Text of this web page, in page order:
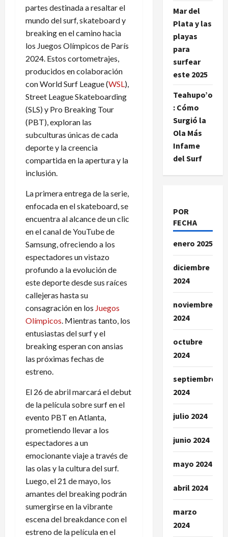
partes destinada a resaltar el
mundo del surf, skateboard y
breaking en el camino hacia
los Juegos Olímpicos de París
2024. Estos cortometrajes,
producidos en colaboración
con World Surf League (WSL ),
Street League Skateboarding
(SLS) y Pro Breaking Tour
(PBT), exploran las
subculturas únicas de cada
deporte y la creencia
compartida en la apertura y la
inclusión.
La primera entrega de la serie,
enfocada en el skateboard, se
encuentra al alcance de un clic
en el canal de YouTube de
Samsung, ofreciendo a los
espectadores un vistazo
profundo a la evolución de
este deporte desde sus raíces
callejeras hasta su
consagración en los Juegos
Olímpicos . Mientras tanto, los
entusiastas del surf y el
breaking esperan con ansias
las próximas fechas de
estreno.
El 26 de abril marcará el debut
de la película sobre surf en el
evento PBT en Atlanta,
prometiendo llevar a los
espectadores a un
emocionante viaje a través de
las olas y la cultura del surf.
Luego, el 21 de mayo, los
amantes del breaking podrán
sumergirse en la vibrante
escena del breakdance con el
estreno de la película en el
Mar del
Plata y las
playas
para
surfear
este 2025
Teahupo’o
: Cómo
Surgió la
Ola Más
Infame
del Surf
POR
FECHA
enero 2025
diciembre
2024
noviembre
2024
octubre
2024
septiembre
2024
julio 2024
junio 2024
mayo 2024
abril 2024
marzo
2024